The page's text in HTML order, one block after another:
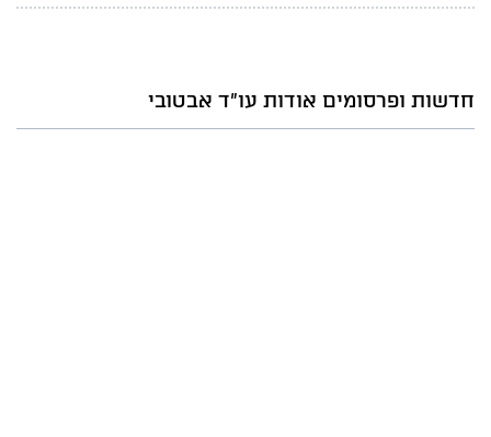
חדשות ופרסומים אודות עו"ד אבטובי